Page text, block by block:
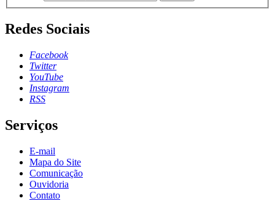
Redes Sociais
Facebook
Twitter
YouTube
Instagram
RSS
Serviços
E-mail
Mapa do Site
Comunicação
Ouvidoria
Contato